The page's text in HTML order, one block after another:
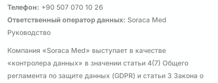
Телефон: +90 507 070 10 26
Ответственный оператор данных: Soraca Med
Руководство
Компания «Soraca Med» выступает в качестве
«контролера данных» в значении статьи 4(7) Общего
регламента по защите данных (GDPR) и статьи 3 Закона о